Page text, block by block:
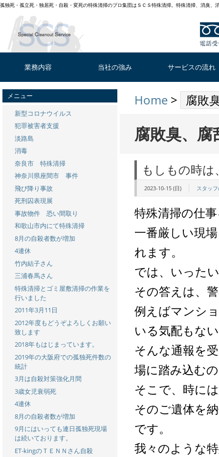
孤独死・孤立死・独居死・自殺・変死の特殊清掃のプロ集団はＳＣＳ特殊清掃。特殊清掃、消臭、
業務内容 当社の強み サービスの流れ
Home > 腐敗
腐敗臭、
もしもの時
2023-10-15 (日) スタッ
特殊清掃の仕
一番厳しい現
れます。
では、いった
その答えは、
例えばマンシ
いる気配もな
そんな通報を
場に踏み込む
そこで、時に
そのご遺体を
です。
我々のような
メニュー
新型コロナウイルス
犯罪被害者支援
淡路島
消毒
奈良市 特殊清掃
神奈川県座間市 事件
飛び降り事故
死刑囚表現展
事故物件 恐い間取り
和歌山市内にて特殊清掃
8月の自殺者数が増加
4連休
竹内結子さん
三浦春馬さん
特殊清掃とゴミ屋敷清掃の作業を
行いました
2011年3月11日
2012年度もどうぞよろしくお願い
致します
2018年もはじまっています。
2019年の大阪府での孤独死件数の
統計
3月は自殺対策強化月間
3歳女児衰弱死
4連休
8月の自殺者数が増加
9月にはいっても連日孤独死現場
は続いております。
ET-kingのＴＥＮＮさん自殺